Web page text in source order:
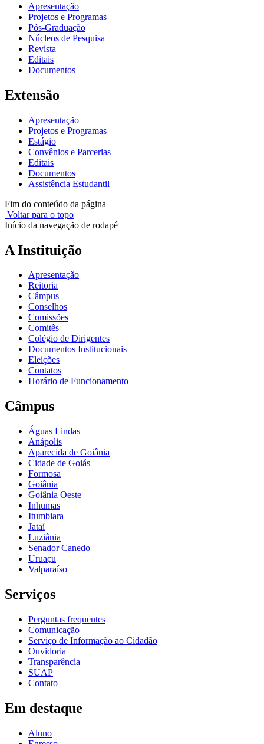
Apresentação
Projetos e Programas
Pós-Graduação
Núcleos de Pesquisa
Revista
Editais
Documentos
Extensão
Apresentação
Projetos e Programas
Estágio
Convênios e Parcerias
Editais
Documentos
Assistência Estudantil
Fim do conteúdo da página
Voltar para o topo
Início da navegação de rodapé
A Instituição
Apresentação
Reitoria
Câmpus
Conselhos
Comissões
Comitês
Colégio de Dirigentes
Documentos Institucionais
Eleições
Contatos
Horário de Funcionamento
Câmpus
Águas Lindas
Anápolis
Aparecida de Goiânia
Cidade de Goiás
Formosa
Goiânia
Goiânia Oeste
Inhumas
Itumbiara
Jataí
Luziânia
Senador Canedo
Uruaçu
Valparaíso
Serviços
Perguntas frequentes
Comunicação
Serviço de Informação ao Cidadão
Ouvidoria
Transparência
SUAP
Contato
Em destaque
Aluno